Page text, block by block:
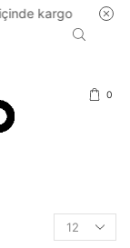
kargo
0
Products
per